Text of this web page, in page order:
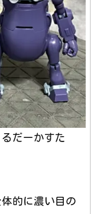
だーかすた
的に濃い目の